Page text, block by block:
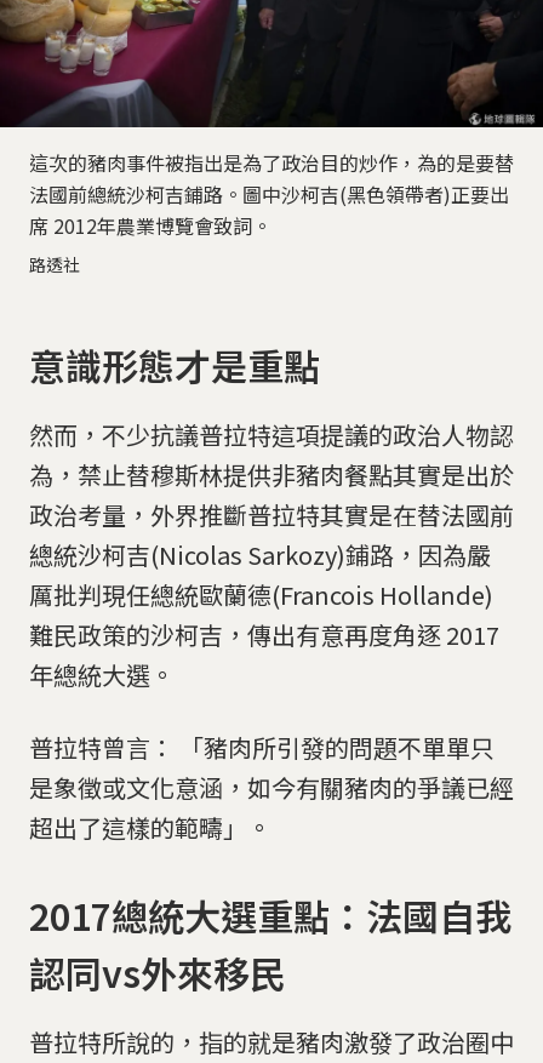
這次的豬肉事件被指出是為了政治目的炒作，為的是要替
法國前總統沙柯吉鋪路。圖中沙柯吉(黑色領帶者)正要出
席 2012年農業博覽會致詞。
路透社
意識形態才是重點
然而，不少抗議普拉特這項提議的政治人物認
為，禁止替穆斯林提供非豬肉餐點其實是出於
政治考量，外界推斷普拉特其實是在替法國前
總統沙柯吉(Nicolas Sarkozy)鋪路，因為嚴
厲批判現任總統歐蘭德(Francois Hollande)
難民政策的沙柯吉，傳出有意再度角逐 2017
年總統大選。
普拉特曾言： 「豬肉所引發的問題不單單只
是象徵或文化意涵，如今有關豬肉的爭議已經
超出了這樣的範疇」。
2017總統大選重點：法國自我
認同vs外來移民
​普拉特所說的，指的就是豬肉激發了政治圈中